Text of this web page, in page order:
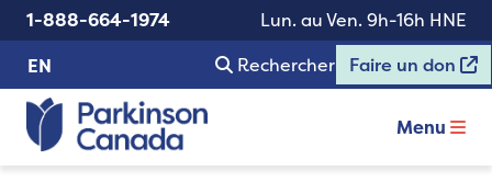
1-888-664-1974
Lun. au Ven. 9h-16h HNE
EN
Rechercher Faire un don
Menu